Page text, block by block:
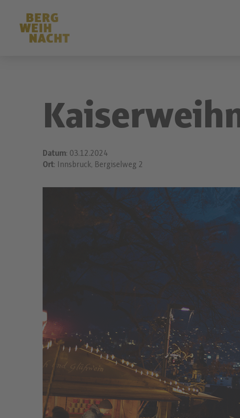
Datum: 03.12.2024
Ort: Innsbruck, Bergiselweg 2